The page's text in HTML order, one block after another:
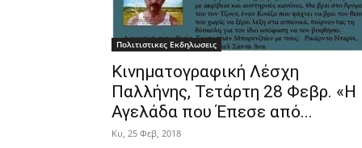
Πολιτιστικες Εκδηλωσεις
Κινηματογραφική Λέσχη
Παλλήνης, Τετάρτη 28 Φεβρ. «Η
Αγελάδα που Έπεσε από...
Κυ, 25 Φεβ, 2018